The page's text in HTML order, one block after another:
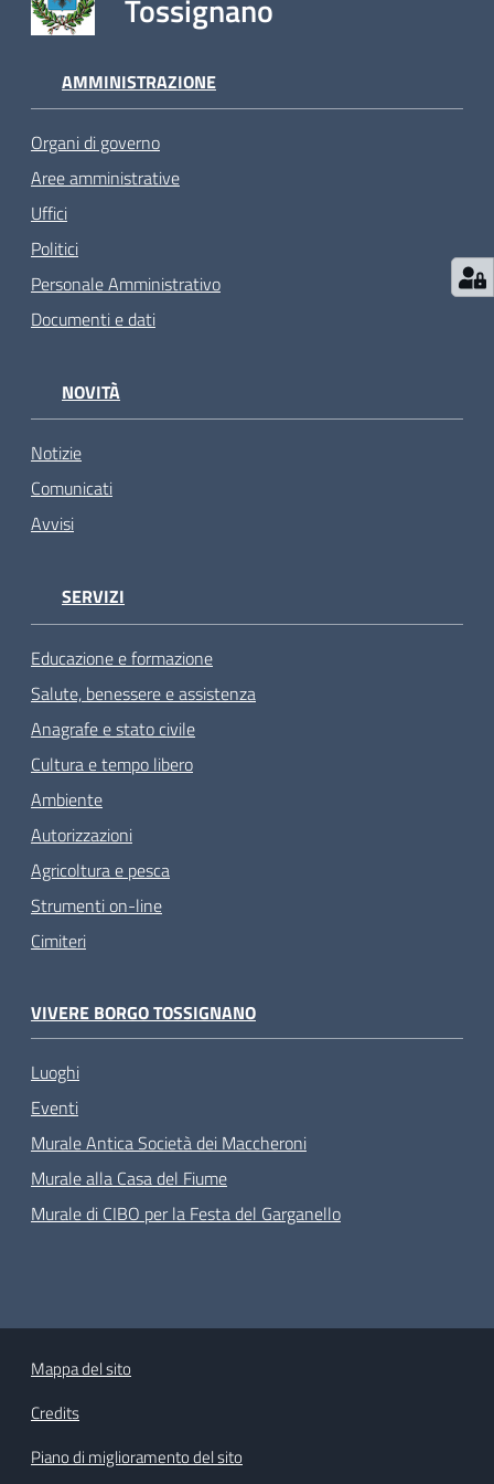
Tossignano
AMMINISTRAZIONE
Organi di governo
Aree amministrative
Uffici
Politici
Personale Amministrativo
Documenti e dati
NOVITÀ
Notizie
Comunicati
Avvisi
SERVIZI
Educazione e formazione
Salute, benessere e assistenza
Anagrafe e stato civile
Cultura e tempo libero
Ambiente
Autorizzazioni
Agricoltura e pesca
Strumenti on-line
Cimiteri
VIVERE BORGO TOSSIGNANO
Luoghi
Eventi
Murale Antica Società dei Maccheroni
Murale alla Casa del Fiume
Murale di CIBO per la Festa del Garganello
Mappa del sito
Credits
Piano di miglioramento del sito